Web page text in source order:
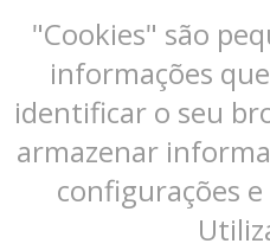
"Cookies" são
informações
identificar o seu
armazenar
configurações